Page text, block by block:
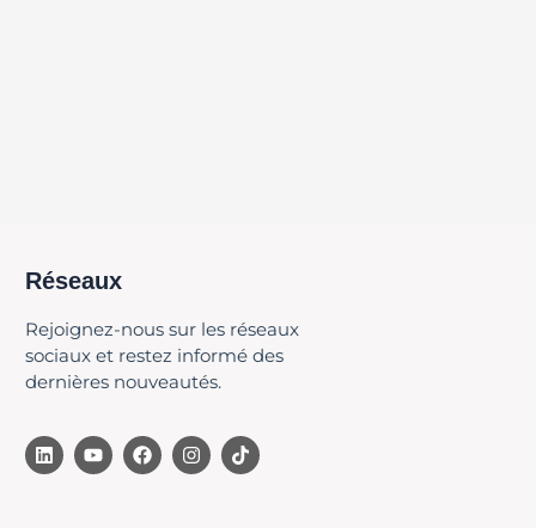
Réseaux
Rejoignez-nous sur les réseaux
sociaux et restez informé des
dernières nouveautés.